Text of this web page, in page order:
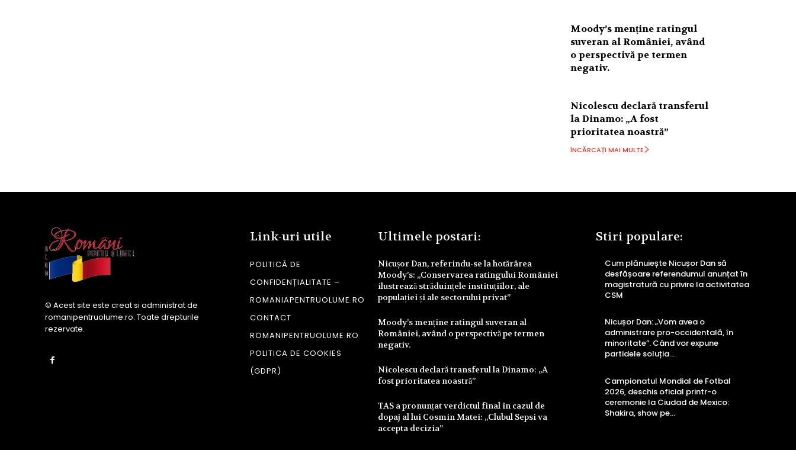
Moody’s menține ratingul
suveran al României, având
o perspectivă pe termen
negativ.
Nicolescu declară transferul
la Dinamo: „A fost
prioritatea noastră”
ÎNCĂRCAȚI MAI MULTE
© Acest site este creat si administrat de
romanipentruolume.ro. Toate drepturile
rezervate.
Link-uri utile
POLITICĂ DE
CONFIDENȚIALITATE –
ROMANIAPENTRUOLUME.RO
CONTACT
ROMANIPENTRUOLUME.RO
POLITICA DE COOKIES
(GDPR)
Ultimele postari:
Nicușor Dan, referindu-se la hotărârea
Moody’s: „Conservarea ratingului României
ilustrează străduințele instituțiilor, ale
populației și ale sectorului privat”
Moody’s menține ratingul suveran al
României, având o perspectivă pe termen
negativ.
Nicolescu declară transferul la Dinamo: „A
fost prioritatea noastră”
TAS a pronunțat verdictul final în cazul de
dopaj al lui Cosmin Matei: „Clubul Sepsi va
accepta decizia”
Stiri populare:
Cum plănuiește Nicușor Dan să
desfășoare referendumul anunțat în
magistratură cu privire la activitatea
CSM
Nicușor Dan: „Vom avea o
administrare pro-occidentală, în
minoritate”. Când vor expune
partidele soluția…
Campionatul Mondial de Fotbal
2026, deschis oficial printr-o
ceremonie la Ciudad de Mexico:
Shakira, show pe…